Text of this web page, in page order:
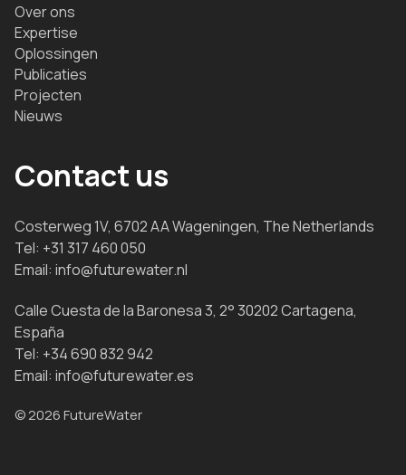
Over ons
Expertise
Oplossingen
Publicaties
Projecten
Nieuws
Contact us
Costerweg 1V, 6702 AA Wageningen, The Netherlands
Tel: +31 317 460 050
Email: info@futurewater.nl
Calle Cuesta de la Baronesa 3, 2° 30202 Cartagena,
España
Tel: +34 690 832 942
Email: info@futurewater.es
© 2026 FutureWater